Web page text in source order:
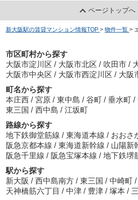
ページトップへ
新大阪駅の賃貸マンション情報TOP > 物件一覧 >
市区町村から探す
大阪市淀川区 / 大阪市北区 / 吹田市 /
大阪市中央区 / 大阪市西淀川区 / 大阪
町名から探す
本庄西 / 宮原 / 東中島 / 谷町 / 垂水町 /
東三国 / 西中島 / 江坂町
路線から探す
地下鉄御堂筋線 / 東海道本線 / おおさ
阪急京都本線 / 東海道新幹線 / 山陽新
阪急千里線 / 阪急宝塚本線 / 地下鉄堺
駅から探す
新大阪 / 西中島南方 / 東三国 / 中崎町 /
天神橋筋六丁目 / 中津 / 豊津 / 塚本 /